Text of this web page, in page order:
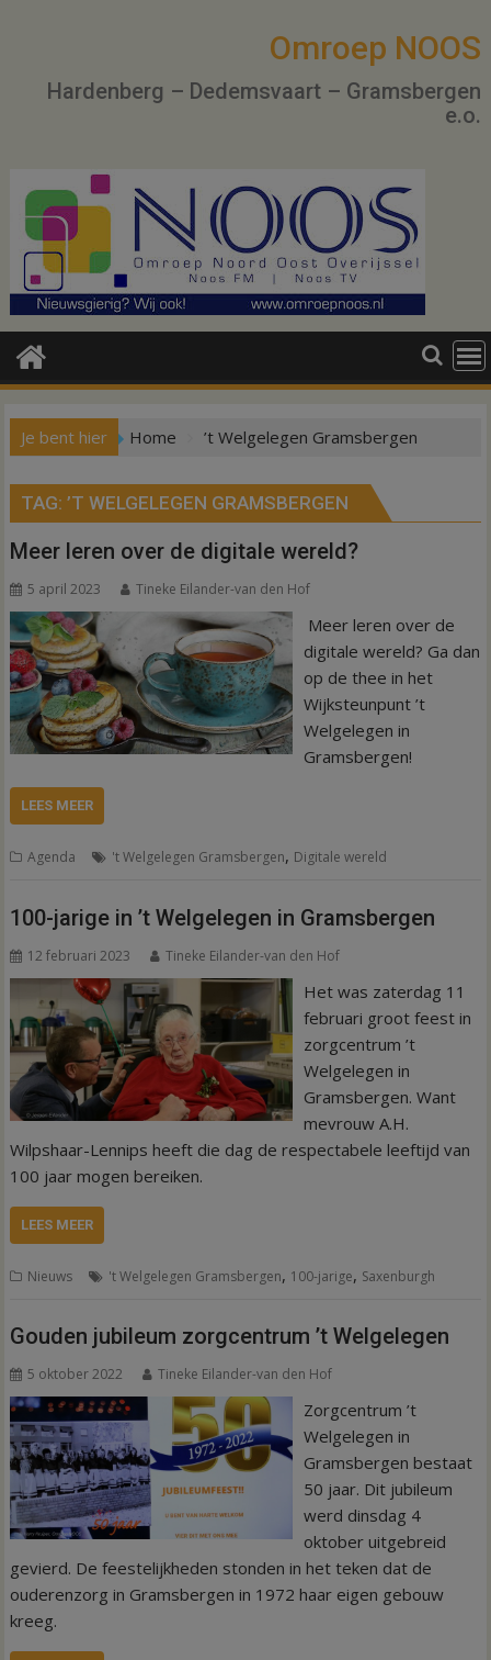
Omroep NOOS
Hardenberg – Dedemsvaart – Gramsbergen
e.o.
Je bent hier Home ’t Welgelegen Gramsbergen
TAG:’T WELGELEGEN GRAMSBERGEN
Meer leren over de digitale wereld?
5 april 2023 Tineke Eilander-van den Hof
Meer leren over de
digitale wereld? Ga dan
op de thee in het
Wijksteunpunt ’t
Welgelegen in
Gramsbergen!
LEES MEER
Agenda 't Welgelegen Gramsbergen, Digitale wereld
100-jarige in ’t Welgelegen in Gramsbergen
12 februari 2023 Tineke Eilander-van den Hof
Het was zaterdag 11
februari groot feest in
zorgcentrum ’t
Welgelegen in
Gramsbergen. Want
mevrouw A.H.
Wilpshaar-Lennips heeft die dag de respectabele leeftijd van
100 jaar mogen bereiken.
LEES MEER
Nieuws 't Welgelegen Gramsbergen, 100-jarige, Saxenburgh
Gouden jubileum zorgcentrum ’t Welgelegen
5 oktober 2022 Tineke Eilander-van den Hof
Zorgcentrum ’t
Welgelegen in
Gramsbergen bestaat
50 jaar. Dit jubileum
werd dinsdag 4
oktober uitgebreid
gevierd. De feestelijkheden stonden in het teken dat de
ouderenzorg in Gramsbergen in 1972 haar eigen gebouw
kreeg.